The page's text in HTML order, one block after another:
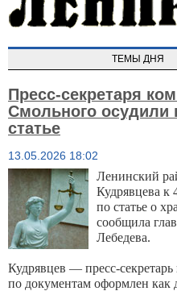
ТЕМЫ ДНЯ
Пресс-секретаря
Смольного осудили
статье
13.05.2026 18:02
Ленинский
Кудрявцева к
по статье о
сообщила
Лебедева.
Кудрявцев — пресс-секретарь
по документам оформлен как